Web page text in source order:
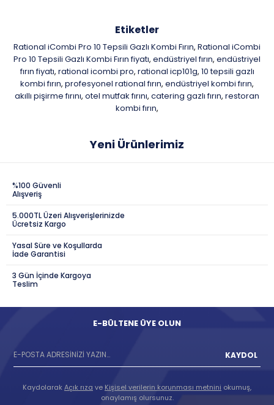
Etiketler
Rational iCombi Pro 10 Tepsili Gazlı Kombi Fırın, Rational iCombi
Pro 10 Tepsili Gazlı Kombi Fırın fiyatı, endüstriyel fırın, endüstriyel
fırın fiyatı, rational icombi pro, rational icp101g, 10 tepsili gazlı
kombi fırın, profesyonel rational fırın, endüstriyel kombi fırın,
akıllı pişirme fırını, otel mutfak fırını, catering gazlı fırın, restoran
kombi fırın,
Yeni Ürünlerimiz
%100 Güvenli
Alışveriş
5.000TL Üzeri Alışverişlerinizde
Ücretsiz Kargo
Yasal Süre ve Koşullarda
İade Garantisi
3 Gün İçinde Kargoya
Teslim
E-BÜLTENE ÜYE OLUN
KAYDOL
KaydolarakAçık rıza ve Kişisel verilerin korunması metnini okumuş,
onaylamış olursunuz.